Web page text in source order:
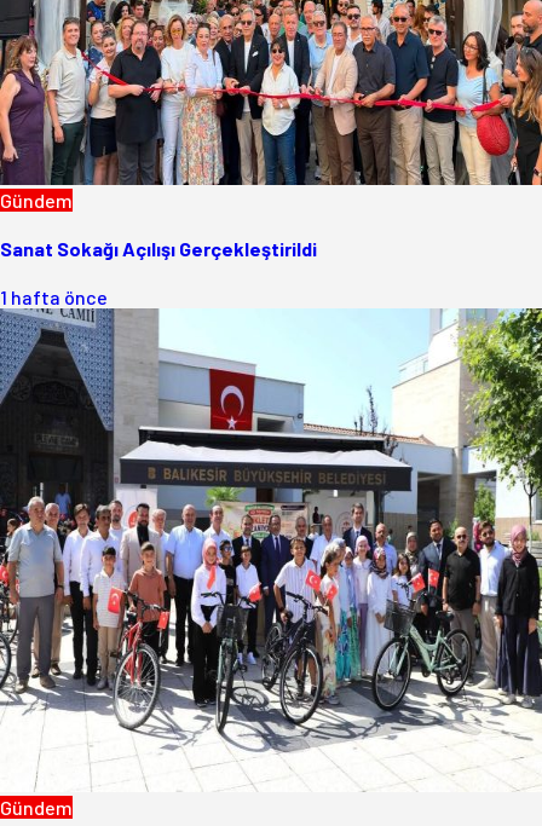
Gündem
Sanat Sokağı Açılışı Gerçekleştirildi
1 hafta önce
Gündem